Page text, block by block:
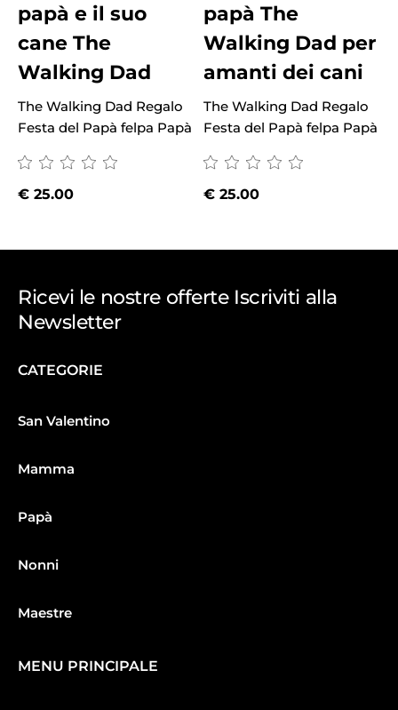
papà e il suo
cane The
Walking Dad
The Walking Dad Regalo
Festa del Papà felpa Papà
€25.00
papà The
Walking Dad per
amanti dei cani
The Walking Dad Regalo
Festa del Papà felpa Papà
€ 25.00
Ricevi le nostre offerte Iscriviti alla
Newsletter
CATEGORIE
San Valentino
Mamma
Papà
Nonni
Maestre
MENU PRINCIPALE